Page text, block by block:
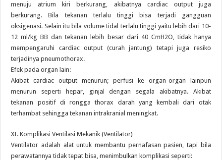
menuju atrium kiri berkurang, akibatnya cardiac output juga
berkurang. Bila tekanan terlalu tinggi bisa terjadi gangguan
oksigenasi. Selain itu bila volume tidal terlalu tinggi yaitu lebih dari 10-
12 ml/kg BB dan tekanan lebih besar dari 40 CmH2O, tidak hanya
mempengaruhi cardiac output (curah jantung) tetapi juga resiko
terjadinya pneumothorax.
Efek pada organ lain:
Akibat cardiac output menurun; perfusi ke organ-organ lainpun
menurun seperti hepar, ginjal dengan segala akibatnya. Akibat
tekanan positif di rongga thorax darah yang kembali dari otak
terhambat sehingga tekanan intrakranial meningkat.
XI. Komplikasi Ventilasi Mekanik (Ventilator)
Ventilator adalah alat untuk membantu pernafasan pasien, tapi bila
perawatannya tidak tepat bisa, menimbulkan komplikasi seperti: